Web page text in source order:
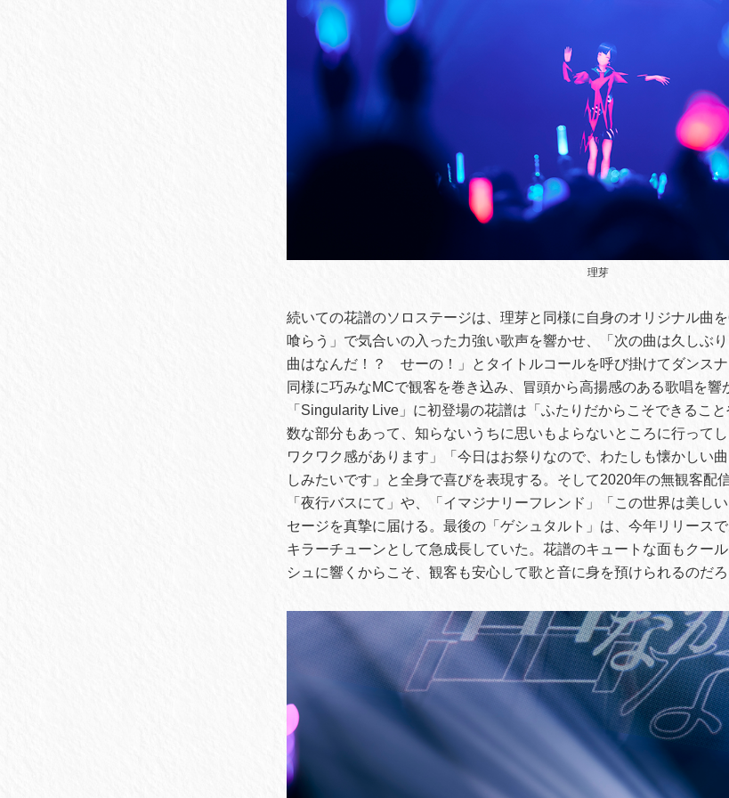
理芽
続いての花譜のソロステージは、理芽と同様に自身のオリジナル曲
喰らう」で気合いの入った力強い歌声を響かせ、「次の曲は久しぶ
曲はなんだ！？ せーの！」とタイトルコールを呼び掛けてダンス
同様に巧みなMCで観客を巻き込み、冒頭から高揚感のある歌唱を響
「Singularity Live」に初登場の花譜は「ふたりだからこそできるこ
数な部分もあって、知らないうちに思いもよらないところに行って
ワクワク感があります」「今日はお祭りなので、わたしも懐かしい
しみたいです」と全身で喜びを表現する。そして2020年の無観客配
「夜行バスにて」や、「イマジナリーフレンド」「この世界は美し
セージを真摯に届ける。最後の「ゲシュタルト」は、今年リリース
キラーチューンとして急成長していた。花譜のキュートな面もクー
シュに響くからこそ、観客も安心して歌と音に身を預けられるのだろ